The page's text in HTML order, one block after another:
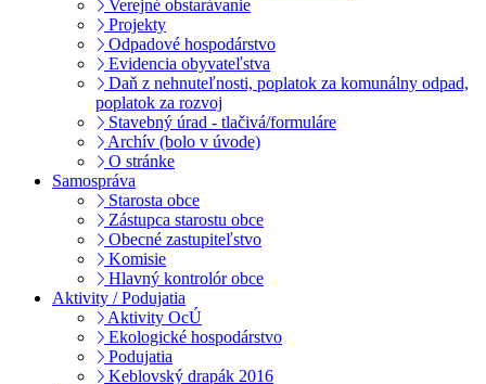
Verejné obstarávanie
Projekty
Odpadové hospodárstvo
Evidencia obyvateľstva
Daň z nehnuteľnosti, poplatok za komunálny odpad,
poplatok za rozvoj
Stavebný úrad - tlačivá/formuláre
Archív (bolo v úvode)
O stránke
Samospráva
Starosta obce
Zástupca starostu obce
Obecné zastupiteľstvo
Komisie
Hlavný kontrolór obce
Aktivity / Podujatia
Aktivity OcÚ
Ekologické hospodárstvo
Podujatia
Keblovský drapák 2016